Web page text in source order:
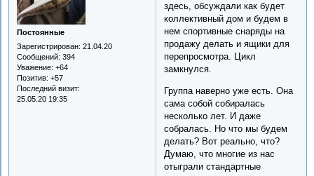
Постоянные
Зарегистрирован: 21.04.20
Сообщений: 394
Уважение: +64
Позитив: +57
Последний визит:
25.05.20 19:35
здесь, обсуждали как будет
коллективный дом и будем в
нем спортивные снаряды на
продажу делать и ящики для
перепросмотра. Цикл
замкнулся.
Группа наверно уже есть. Она
сама собой собиралась
несколько лет. И даже
собралась. Но что мы будем
делать? Вот реально, что?
Думаю, что многие из нас
отыграли стандартные